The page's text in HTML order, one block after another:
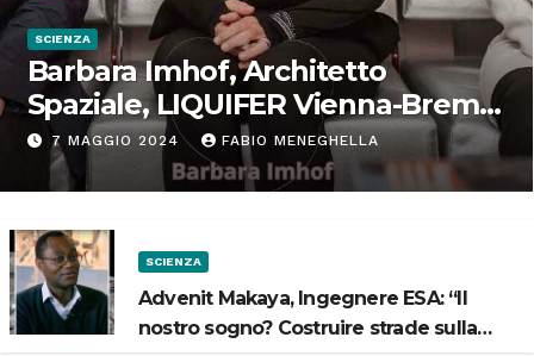
SCIENZA
Barbara Imhof, Architetto
Spaziale, LIQUIFER Vienna-Brema:
“Progettiamo habitat per lo
Spazio”
7 MAGGIO 2024 FABIO MENEGHELLA
SCIENZA
Advenit Makaya, Ingegnere ESA: “Il
nostro sogno? Costruire strade sulla